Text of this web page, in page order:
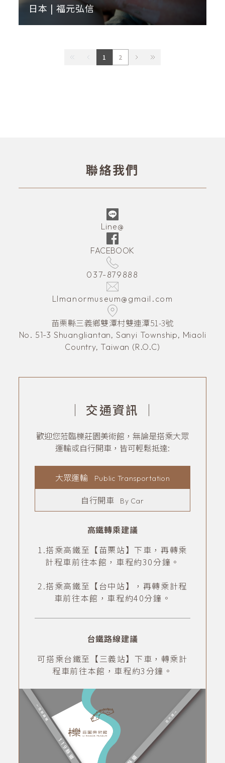
日本 | 福元弘信
1 2
聯絡我們
Line@
FACEBOOK
037-879888
LImanormuseum@gmail.com
苗栗縣三義鄉雙潭村雙連潭51-3號
No. 51-3 Shuangliantan, Sanyi Township, Miaoli
Country, Taiwan (R.O.C)
｜ 交通資訊 ｜
歡迎您蒞臨櫟莊園美術館，無論是搭乘大眾
運輸或自行開車，皆可輕鬆抵達:
大眾運輸 Public Transportation
自行開車 By Car
高鐵轉乘建議
1.搭乘高鐵至【苗栗站】下車，再轉乘
計程車前往本館，車程約30分鐘。
2.搭乘高鐵至【台中站】，再轉乘計程
車前往本館，車程約40分鐘。
台鐵路線建議
可搭乘台鐵至【三義站】下車，轉乘計
程車前往本館，車程約3分鐘。